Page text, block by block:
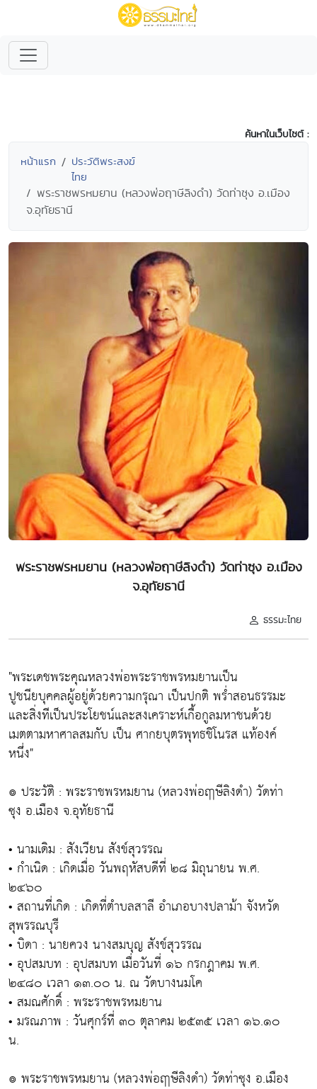
ค้นหาในเว็บไซต์ :
หน้าแรก
ประวัติพระสงฆ์
ไทย
พระราชพรหมยาน (หลวงพ่อฤาษีลิงดำ) วัดท่าซุง อ.เมือง
จ.อุทัยธานี
พระราชพรหมยาน (หลวงพ่อฤาษีลิงดำ) วัดท่าซุง อ.เมือง
จ.อุทัยธานี
ธรรมะไทย
"พระเดชพระคุณหลวงพ่อพระราชพรหมยานเป็น
ปูชนียบุคคลผู้อยู่ด้วยความกรุณา เป็นปกติ พร่ำสอนธรรมะ
และสิ่งทีเป็นประโยชน์และสงเคราะห์เกื้อกูลมหาชนด้วย
เมตตามหาศาลสมกับ เป็น ศากยบุตรพุทธชิโนรส แท้องค์
หนึ่ง"
๏ ประวัติ : พระราชพรหมยาน (หลวงพ่อฤาษีลิงดำ) วัดท่า
ซุง อ.เมือง จ.อุทัยธานี
• นามเดิม : สังเวียน สังข์สุวรรณ
• กำเนิด : เกิดเมื่อ วันพฤหัสบดีที่ ๒๘ มิถุนายน พ.ศ.
๒๔๖๐
• สถานที่เกิด : เกิดที่ตำบลสาลี อำเภอบางปลาม้า จังหวัด
สุพรรณบุรี
• บิดา : นายควง นางสมบุญ สังข์สุวรรณ
• อุปสมบท : อุปสมบท เมื่อวันที่ ๑๖ กรกฎาคม พ.ศ.
๒๔๘๐ เวลา ๑๓.๐๐ น. ณ วัดบางนมโค
• สมณศักดิ์ : พระราชพรหมยาน
• มรณภาพ : วันศุกร์ที่ ๓๐ ตุลาคม ๒๕๓๕ เวลา ๑๖.๑๐
น.
๏ พระราชพรหมยาน (หลวงพ่อฤาษีลิงดำ) วัดท่าซุง อ.เมือง